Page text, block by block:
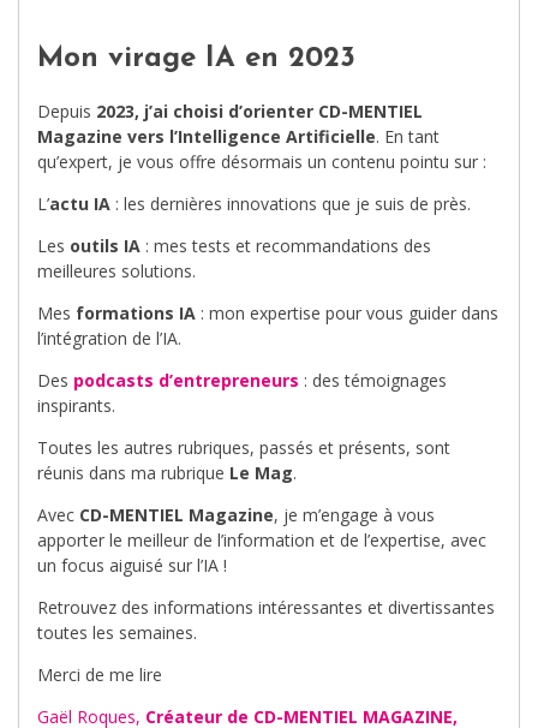
Mon virage IA en 2023
Depuis 2023, j’ai choisi d’orienter CD-MENTIEL
Magazine vers l’Intelligence Artificielle. En tant
qu’expert, je vous offre désormais un contenu pointu sur :
L’actu IA : les dernières innovations que je suis de près.
Les outils IA : mes tests et recommandations des
meilleures solutions.
Mes formations IA : mon expertise pour vous guider dans
l’intégration de l’IA.
Des podcasts d’entrepreneurs : des témoignages
inspirants.
Toutes les autres rubriques, passés et présents, sont
réunis dans ma rubrique Le Mag.
Avec CD-MENTIEL Magazine, je m’engage à vous
apporter le meilleur de l’information et de l’expertise, avec
un focus aiguisé sur l’IA !
Retrouvez des informations intéressantes et divertissantes
toutes les semaines.
Merci de me lire
Gaël Roques, Créateur de CD-MENTIEL MAGAZINE,